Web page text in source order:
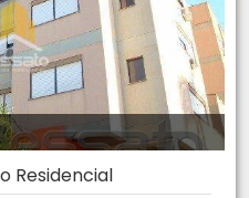
Residencial